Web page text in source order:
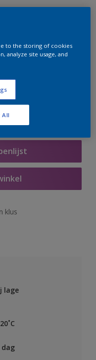
dit product online
vullen.
klus
lage
dag
to the storing of cookies
analyze site usage, and
All